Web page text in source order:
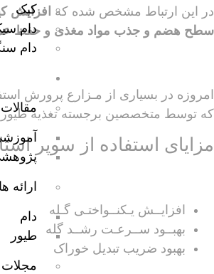
کبک
دام
دام
مقالات
ارائه
دام
طیور
در این ارتباط مشخص شده که افزایش
سطح هضم و جذب مواد مغذی و حفظ
امروزه در بسیاری از مـزارع پرورش
که توسط متخصصین برجسته تغذیه
مزایای استفاده از سوپر
افزایــش یـکنــواختـی گـله
بهبــود ســرعـت رشــد گله
بهبود ضریب تبدیل خوراک